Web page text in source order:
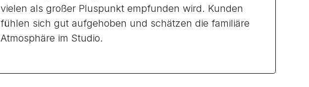
vielen als großer Pluspunkt empfunden wird. Kunden
fühlen sich gut aufgehoben und schätzen die familiäre
Atmosphäre im Studio.